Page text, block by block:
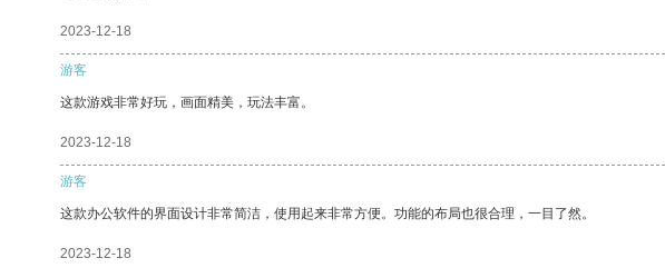
2023-12-18
游客
这款游戏非常好玩，画面精美，玩法丰富。
2023-12-18
游客
这款办公软件的界面设计非常简洁，使用起来非常方便。功能的布局也很合理，一目了然。
2023-12-18